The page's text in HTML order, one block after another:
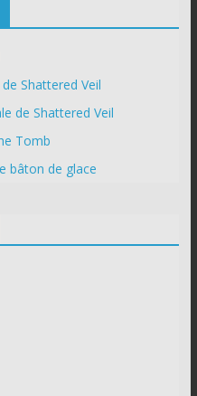
Shattered Veil
de Shattered Veil
Tomb
bâton de glace